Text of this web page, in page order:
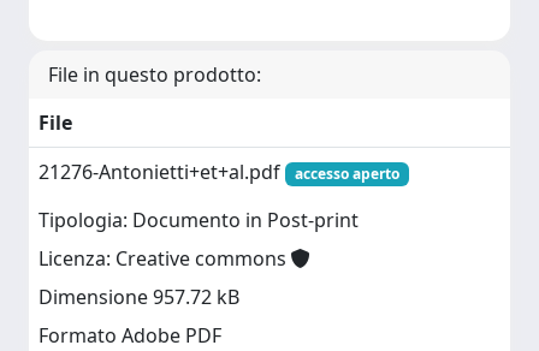
File in questo prodotto:
File
21276-Antonietti+et+al.pdf
accesso aperto
Tipologia: Documento in Post-print
Licenza: Creative commons
Dimensione 957.72 kB
Formato Adobe PDF